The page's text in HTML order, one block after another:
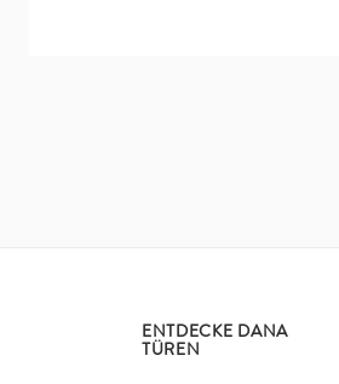
ENTDECKE DANA
TÜREN